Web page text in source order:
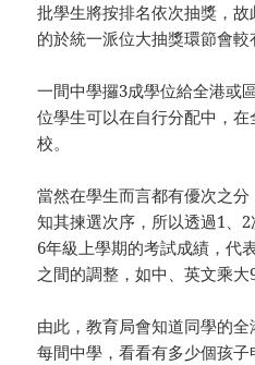
批學生將按排名依次抽獎，
的於統一派位大抽獎環節會較
一間中學攞3成學位給全港或
位學生可以在自行分配中，
校。
當然在學生而言都有優次之
知其揀選次序，所以透過1、
6年級上學期的考試成績，代
之間的調整，如中、英文乘大9
由此，教育局會知道同學的
每間中學，看看有多少個孩